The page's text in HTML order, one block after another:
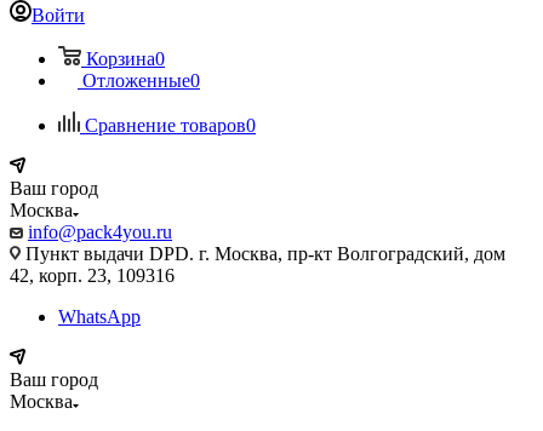
Войти
Корзина0
Отложенные0
Сравнение товаров0
Ваш город
Москва
info@pack4you.ru
Пункт выдачи DPD. г. Москва, пр-кт Волгоградский, дом
42, корп. 23, 109316
WhatsApp
Ваш город
Москва